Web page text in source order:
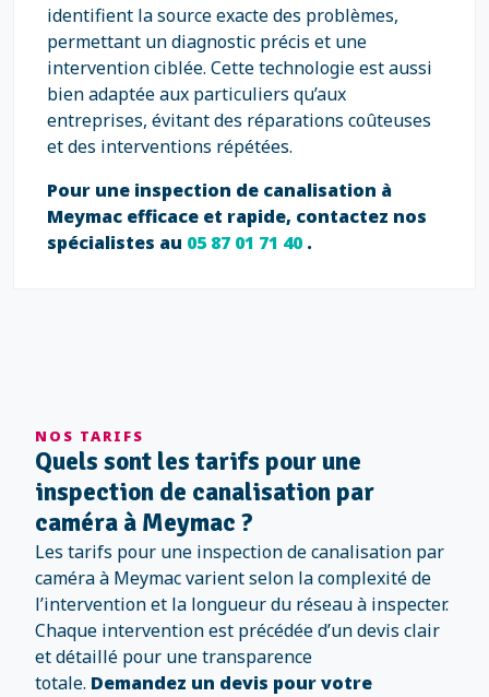
identifient la source exacte des problèmes,
permettant un diagnostic précis et une
intervention ciblée. Cette technologie est aussi
bien adaptée aux particuliers qu’aux
entreprises, évitant des réparations coûteuses
et des interventions répétées.
Pour une inspection de canalisation à
Meymac efficace et rapide, contactez nos
spécialistes au 05 87 01 71 40.
NOS TARIFS
Quels sont les tarifs pour une
inspection de canalisation par
caméra à Meymac ?
Les tarifs pour une inspection de canalisation par
caméra à Meymac varient selon la complexité de
l’intervention et la longueur du réseau à inspecter.
Chaque intervention est précédée d’un devis clair
et détaillé pour une transparence
totale. Demandez un devis pour votre